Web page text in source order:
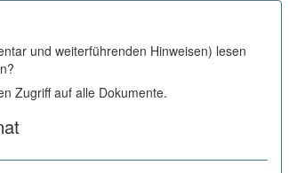
und weiterführenden Hinweisen) lesen
Zugriff auf alle Dokumente.